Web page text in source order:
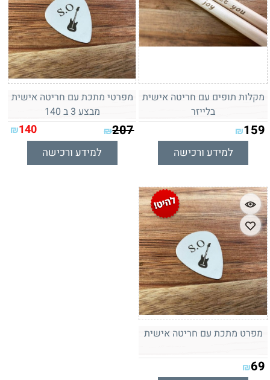
מקלות תופים עם חריטה אישית
בלייזר
₪159
למידע ורכישה
מפרטי מתכת עם חריטה אישית
מבצע 3 ב 140
₪207
₪140
למידע ורכישה
מפרט מתכת עם חריטה אישית
₪69